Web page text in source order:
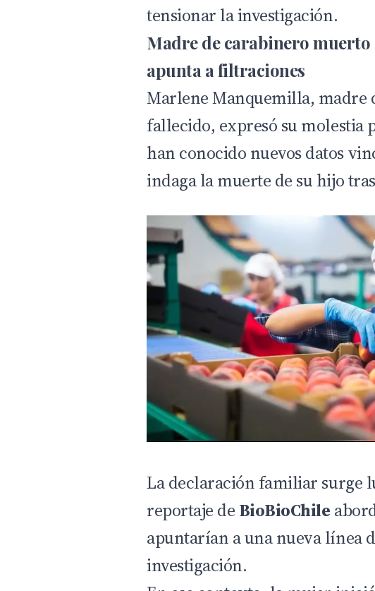
tensionar la investigación.
Madre de carabinero muerto
apunta a filtraciones
Marlene Manquemilla, madre
fallecido, expresó su molestia
han conocido nuevos datos
indaga la muerte de su hijo
La declaración familiar surge
reportaje de BioBioChile
apuntarían a una nueva línea
investigación.